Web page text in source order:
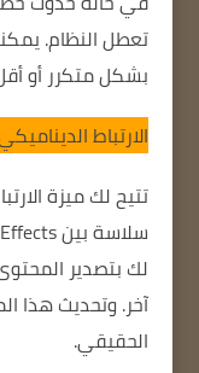
تعطل النظام.
بشكل متكرر أو
الارتباط
تتيح لك ميزة
سلاسة بين After Effects وبرامج Adobe الأخرى.
لك بتصدير
آخر. وتحديث هذا
الحقيقي.